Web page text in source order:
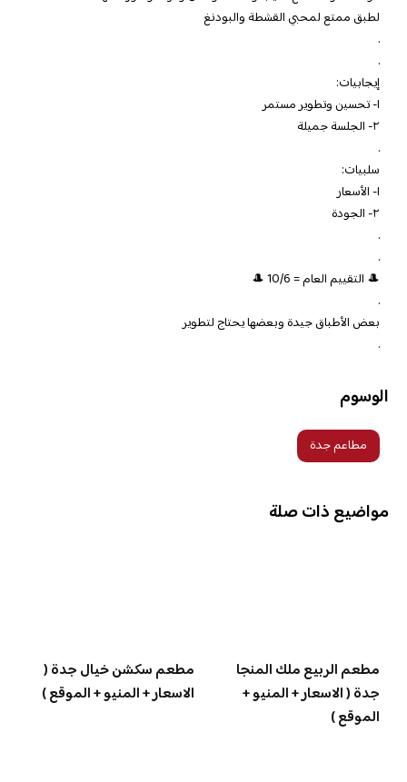
لطبق ممتع لمحبي القشطة والبودنغ
.
.
إيجابيات:
١- تحسين وتطوير مستمر
٢- الجلسة جميلة
.
سلبيات:
١- الأسعار
٢- الجودة
.
.
🎩 التقييم العام = 10/6 🎩
.
بعض الأطباق جيدة وبعضها يحتاج لتطوير
.
الوسوم
مطاعم جدة
مواضيع ذات صلة
مطعم الربيع ملك المنجا
جدة ( الاسعار + المنيو +
الموقع )
مطعم سكشن خيال جدة (
الاسعار + المنيو + الموقع )